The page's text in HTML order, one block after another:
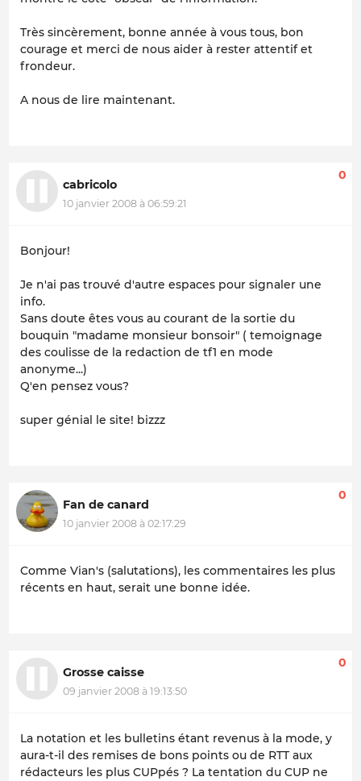
Très sincèrement, bonne année à vous tous, bon
courage et merci de nous aider à rester attentif et
frondeur.
A nous de lire maintenant.
cabricolo
10 janvier 2008 à 06:59:21
0
Bonjour!
Je n'ai pas trouvé d'autre espaces pour signaler une
info.
Sans doute êtes vous au courant de la sortie du
bouquin "madame monsieur bonsoir" ( temoignage
des coulisse de la redaction de tf1 en mode
anonyme...)
Q'en pensez vous?
super génial le site! bizzz
Fan de canard
10 janvier 2008 à 02:17:29
0
Comme Vian's (salutations), les commentaires les plus
récents en haut, serait une bonne idée.
Grosse caisse
09 janvier 2008 à 19:13:50
0
La notation et les bulletins étant revenus à la mode, y
aura-t-il des remises de bons points ou de RTT aux
rédacteurs les plus CUPpés ? La tentation du CUP ne